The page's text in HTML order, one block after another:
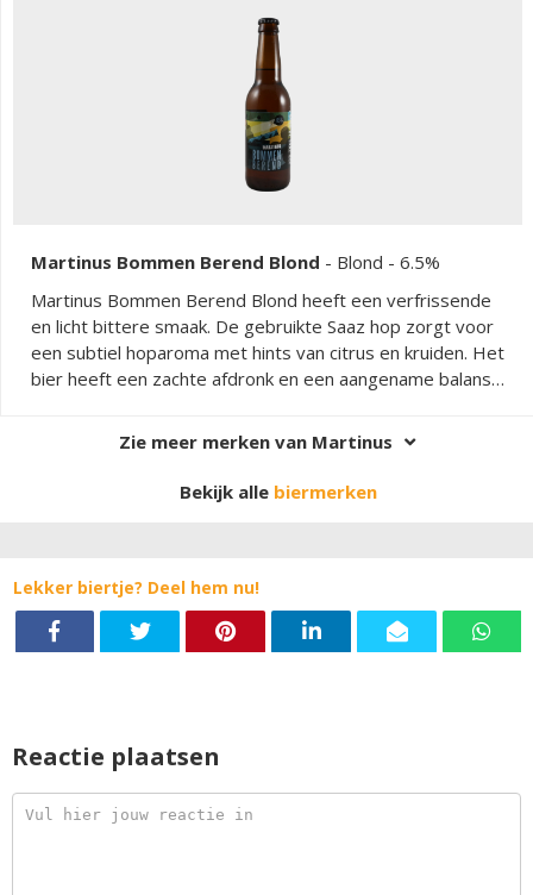
Martinus Bommen Berend Blond - Blond - 6.5%
Martinus Bommen Berend Blond heeft een verfrissende
en licht bittere smaak. De gebruikte Saaz hop zorgt voor
een subtiel hoparoma met hints van citrus en kruiden. Het
bier heeft een zachte afdronk en een aangename balans
Zie meer merken van Martinus
Bekijk alle biermerken
Lekker biertje? Deel hem nu!
Reactie plaatsen